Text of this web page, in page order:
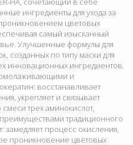
ингредиенты для ухода за
цветовых
самый изысканный
Улучшенные формулы для
созданных по типу маски для
инновационных ингредиентов.
омолаживающими и
восстанавливает
укрепляет и связывает
трех аминокислот,
традиционного
замедляет процесс окисления,
проникновение цветовых